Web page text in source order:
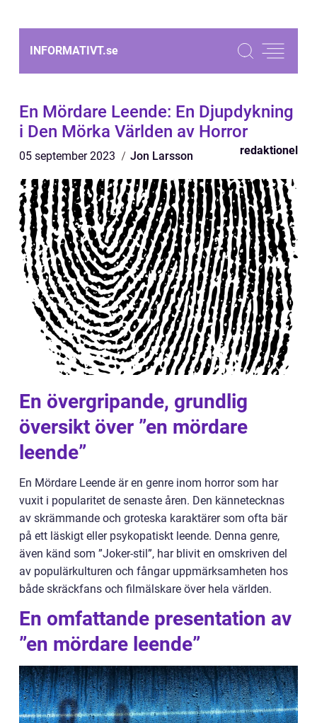
INFORMATIVT.se
En Mördare Leende: En Djupdykning
i Den Mörka Världen av Horror
05 september 2023 Jon Larsson redaktionel
En övergripande, grundlig
översikt över ”en mördare
leende”
En Mördare Leende är en genre inom horror som har
vuxit i popularitet de senaste åren. Den kännetecknas
av skrämmande och groteska karaktärer som ofta bär
på ett läskigt eller psykopatiskt leende. Denna genre,
även känd som ”Joker-stil”, har blivit en omskriven del
av populärkulturen och fångar uppmärksamheten hos
både skräckfans och filmälskare över hela världen.
En omfattande presentation av
”en mördare leende”